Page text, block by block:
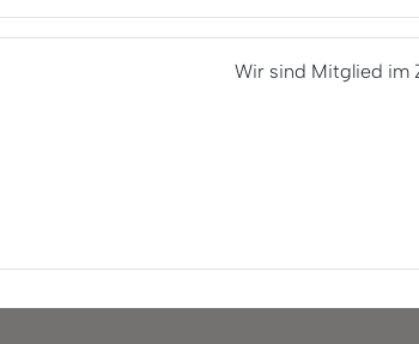
Wir sind Mitglied im